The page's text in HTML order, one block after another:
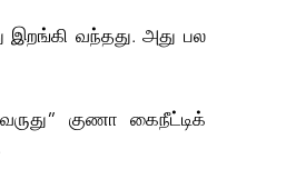
இறங்கி வந்தது. அது பல
குணா கைநீட்டிக்